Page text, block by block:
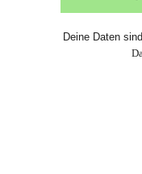
Deine Daten